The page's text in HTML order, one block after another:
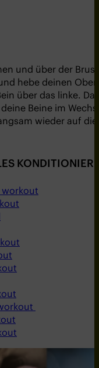
und über der
hebe deinen
über das linke.
Beine im
wieder auf
workout